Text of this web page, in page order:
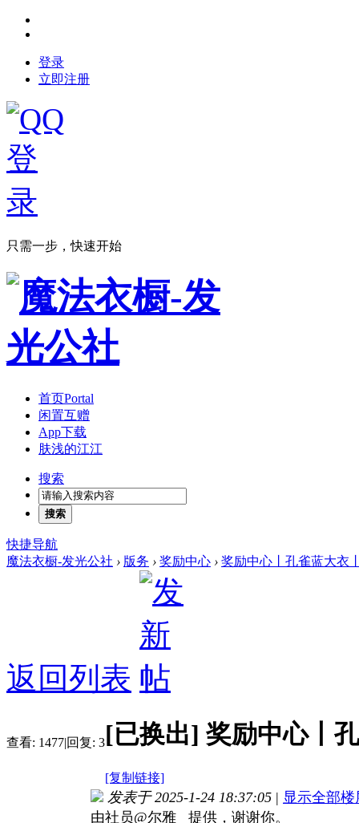
登录
立即注册
只需一步，快速开始
首页Portal
闲置互赠
App下载
肤浅的江江
搜索
搜索
快捷导航
魔法衣橱-发光公社 › 版务 › 奖励中心 › 奖励中心丨孔雀蓝大衣
返回列表
查看: 1477|回复: 3[已换出] 奖励中心丨
[复制链接]
发表于 2025-1-24 18:37:05 | 显示全部楼
由社员@尔雅 提供，谢谢你。